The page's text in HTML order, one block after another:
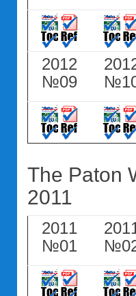
2012
№09
The Paton
2011
2011
№01